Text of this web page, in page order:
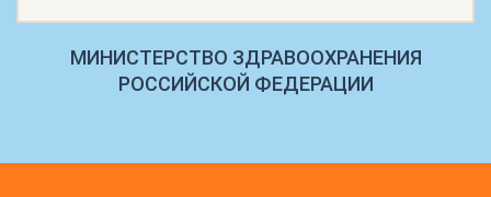
МИНИСТЕРСТВО ЗДРАВООХРАНЕНИЯ
РОССИЙСКОЙ ФЕДЕРАЦИИ